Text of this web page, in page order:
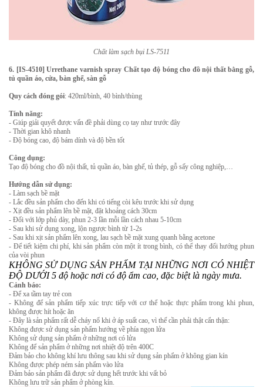
Chất làm sạch bụi LS-7511
6. [IS-4510] Urrethane varnish spray Chất tạo độ bóng cho đồ nội thất bằng gỗ,
tủ quần áo, cửa, bàn ghế, sàn gỗ
Quy cách đóng gói: 420ml/bình, 40 bình/thùng
Tính năng:
- Giúp giải quyết được vấn đề phải dùng cọ tay như trước đây
- Thời gian khô nhanh
- Độ bóng cao, độ bám dính và độ bền tốt
Công dụng:
Tạo độ bóng cho đồ nội thất, tủ quần áo, bàn ghế, tủ thép, gỗ sấy công nghiệp,…
Hướng dẫn sử dụng:
- Làm sạch bề mặt
- Lắc đều sản phẩm cho đến khi có tiếng còi kêu trước khi sử dụng
- Xịt đều sản phẩm lên bề mặt, đặt khoảng cách 30cm
- Đối với lớp phủ dày, phun 2-3 lần mỗi lần cách nhau 5-10cm
- Sau khi sử dụng xong, lộn ngược bình từ 1-2s
- Sau khi xịt sản phẩm lên xong, lau sạch bề mặt xung quanh bằng acetone
- Để tiết kiệm chi phí, khi sản phẩm còn một ít trong bình, có thể thay đổi hướng phun
của vòi phun
KHÔNG SỬ DỤNG SẢN PHẨM TẠI NHỮNG NƠI CÓ NHIỆT
ĐỘ DƯỚI 5 độ hoặc nơi có độ ẩm cao, đặc biệt là ngày mưa.
Cảnh báo:
- Để xa tầm tay trẻ con
- Không để sản phẩm tiếp xúc trực tiếp với cơ thể hoặc thực phẩm trong khi phun,
không được hít hoặc ăn
- Đây là sản phẩm rất dễ cháy nổ khi ở áp suất cao, vì thế cần phải thật cẩn thận:
Không được sử dụng sản phẩm hướng về phía ngọn lửa
Không sử dụng sản phẩm ở những nơi có lửa
Không để sản phẩm ở những nơi nhiệt độ trên 400C
Đảm bảo cho không khí lưu thông sau khi sử dụng sản phẩm ở không gian kín
Không được phép ném sản phẩm vào lửa
Đảm bảo sản phẩm đã được sử dụng hết trước khi vất bỏ
Không lưu trữ sản phẩm ở phòng kín.